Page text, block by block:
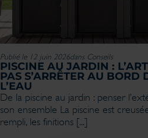
Publié le 12 juin 2026dans Conseils
PISCINE AU JARDIN :
PAS S’ARRÊTER AU BORD
L’EAU
De la piscine au jardin : penser
son ensemble La piscine est
rempli, les finitions [...]